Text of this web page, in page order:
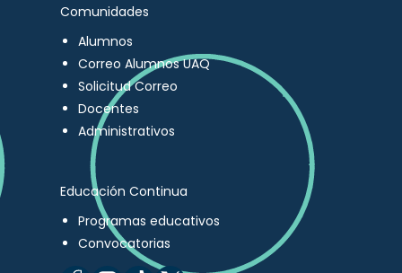
Comunidades
Alumnos
Correo Alumnos UAQ
Solicitud Correo
Docentes
Administrativos
Educación Continua
Programas educativos
Convocatorias